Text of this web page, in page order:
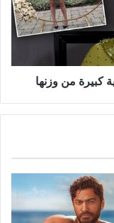
كبيرة من وزنها